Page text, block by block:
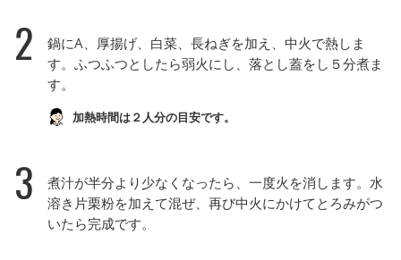
2
鍋にA、厚揚げ、白菜、長ねぎを加え、中火で熱しま
す。ふつふつとしたら弱火にし、落とし蓋をし５分煮ま
す。
加熱時間は２人分の目安です。
3
煮汁が半分より少なくなったら、一度火を消します。水
溶き片栗粉を加えて混ぜ、再び中火にかけてとろみがつ
いたら完成です。